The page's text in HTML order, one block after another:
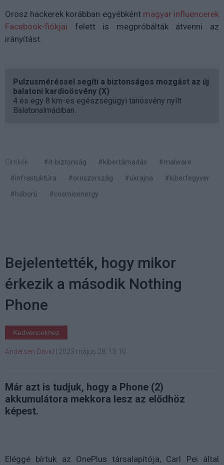
Orosz hackerek korábban egyébként magyar influencerek
Facebook-fiókjai felett is megpróbálták átvenni az
irányítást.
Pulzusméréssel segíti a biztonságos mozgást az új
balatoni kardioösvény (X)
4 és egy 8 km-es egészségügyi tanösvény nyílt
Balatonalmádiban.
Címkék: #it-biztonság #kibertámadás
#malware
#infrastuktúra
#oroszország #ukrajna
#kiberfegyver
#háború
#cosmicenergy
Bejelentették, hogy mikor
érkezik a második Nothing
Phone
Kedvencekhez
Andersen Dávid 2023 május 28. 15:10
Már azt is tudjuk, hogy a Phone (2)
akkumulátora mekkora lesz az elődhöz
képest.
Eléggé bírtuk az OnePlus társalapítója, Carl Pei által